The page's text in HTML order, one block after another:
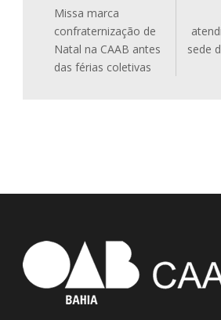
Missa marca
confraternização de
Natal na CAAB antes
das férias coletivas
sede